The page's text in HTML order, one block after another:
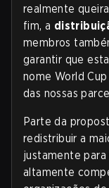
realmente
fim, a
membros
garantir que
nome World
das nossas
Parte da
redistribuir a
justamente
altamente